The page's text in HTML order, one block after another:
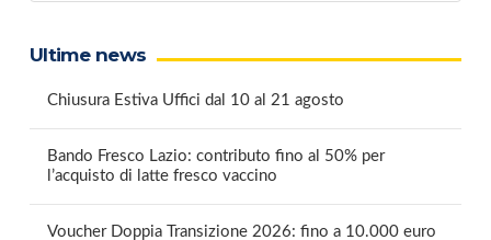
Ultime news
Chiusura Estiva Uffici dal 10 al 21 agosto
Bando Fresco Lazio: contributo fino al 50% per
l’acquisto di latte fresco vaccino
Voucher Doppia Transizione 2026: fino a 10.000 euro